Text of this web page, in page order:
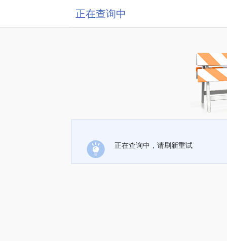
正在查询中
正在查询中，请刷新重试